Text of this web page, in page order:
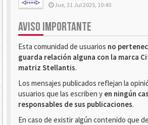
Jue, 31 Jul 2025, 10:40
AVISO IMPORTANTE
Esta comunidad de usuarios no
guarda relación alguna con la marca
matriz Stellantis.
Los mensajes publicados reflejan la
usuarios que las escriben y en ningún
responsables de sus publicaciones.
En caso de existir algún contenido que